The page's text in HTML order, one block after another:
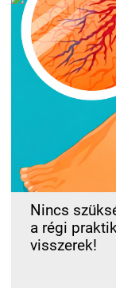
Nincs
a régi
visszerek!